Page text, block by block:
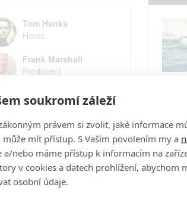
Tom Hanks
Herec
Frank Marshall
Producent
soukromí záleží
právem si zvolit, jaké informace
může mít přístup. S Vaším povolením my a
a/nebo máme přístup k informacím na
v cookies a datech prohlížení, abychom
osobní údaje.